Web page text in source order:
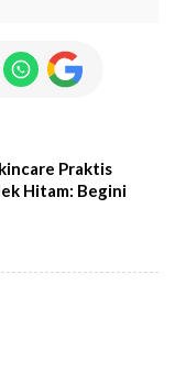
Praktis
Hitam: Begini